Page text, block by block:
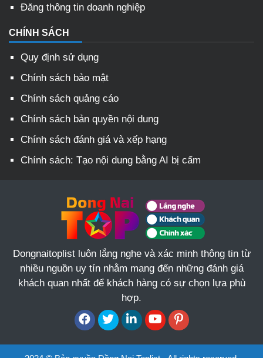
Đăng thông tin doanh nghiệp
CHÍNH SÁCH
Quy định sử dụng
Chính sách bảo mật
Chính sách quảng cáo
Chính sách bản quyền nội dung
Chính sách đánh giá và xếp hạng
Chính sách: Tạo nội dung bằng AI bị cấm
Dongnaitoplist luôn lắng nghe và xác minh thông tin từ
nhiều nguồn uy tín nhằm mang đến những đánh giá
khách quan nhất để khách hàng có sự chọn lựa phù
hợp.